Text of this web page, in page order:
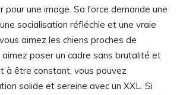
pour une image. Sa force demande une
socialisation réfléchie et une vraie
aimez les chiens proches de
aimez poser un cadre sans brutalité et
à être constant, vous pouvez
solide et sereine avec un XXL. Si